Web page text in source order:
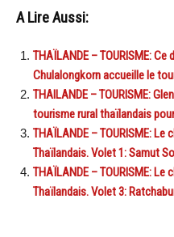
A Lire Aussi:
THAÏLANDE – TOURISME:
Chulalongkorn accueille le
THAILANDE – TOURISME:
tourisme rural thaïlandais
THAÏLANDE – TOURISME:
Thaïlandais. Volet 1: Samut
THAÏLANDE – TOURISME:
Thaïlandais. Volet 3: